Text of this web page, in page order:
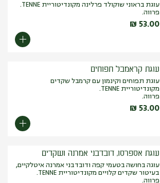
עוגת בראוני שוקולד פרלינה מקונדיטוריית TENNE.
פרווה.
₪ 53.00
עוגת קראמבל תפוחים
עוגת תפוחים וקינמון עם קרמבל שקדים
מקונדיטוריית TENNE.
פרווה.
₪ 53.00
עוגת אספרסו, דובדבני אמרנה ושקדים
עוגה בחושה בטעמי קפה ודובדבני אמרנה איטלקיים,
בעיטור שקדים קלויים מקונדיטוריית TENNE.
פרווה.